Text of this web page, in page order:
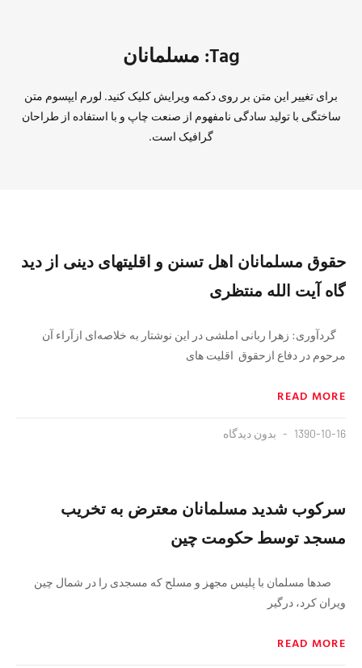
Tag: مسلمانان
برای تغییر این متن بر روی دکمه ویرایش کلیک کنید. لورم ایپسوم متن
ساختگی با تولید سادگی نامفهوم از صنعت چاپ و با استفاده از طراحان
گرافیک است.
حقوق مسلمانان اهل تسنن و اقلیتهای دینی از دید
گاه آیت الله منتظری
گردآوری: زهرا ربانی املشی در این نوشتار به خلاصه‌ای ازآراء آن
مرحوم در دفاع ازحقوق اقلیت های
READ MORE
1390-10-16 بدون دیدگاه
سرکوب شدید مسلمانان معترض به تخریب
مسجد توسط حکومت چین
صدها مسلمان با پلیس مجهز و مسلح که مسجدی را در شمال چین
ویران کرد، درگیر
READ MORE